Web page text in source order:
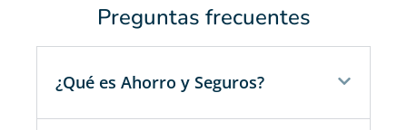
Preguntas frecuentes
¿Qué es Ahorro y Seguros?